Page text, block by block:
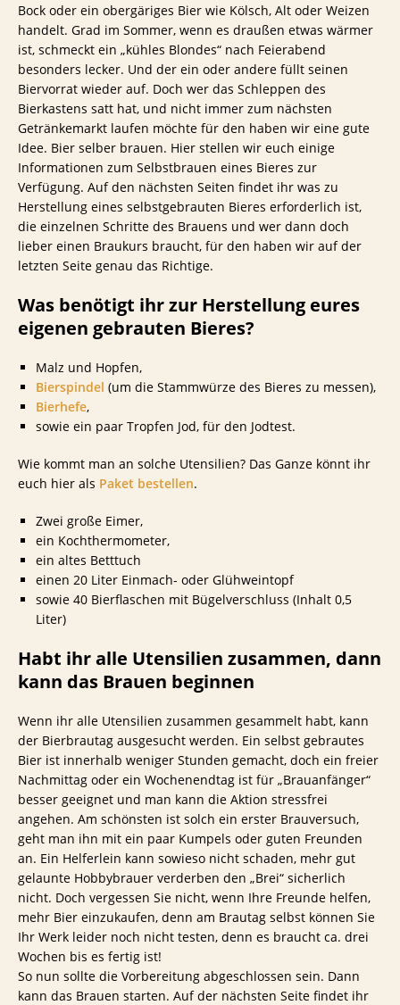
Bock oder ein obergäriges Bier wie Kölsch, Alt oder Weizen
handelt. Grad im Sommer, wenn es draußen etwas wärmer
ist, schmeckt ein „kühles Blondes“ nach Feierabend
besonders lecker. Und der ein oder andere füllt seinen
Biervorrat wieder auf. Doch wer das Schleppen des
Bierkastens satt hat, und nicht immer zum nächsten
Getränkemarkt laufen möchte für den haben wir eine gute
Idee. Bier selber brauen. Hier stellen wir euch einige
Informationen zum Selbstbrauen eines Bieres zur
Verfügung. Auf den nächsten Seiten findet ihr was zu
Herstellung eines selbstgebrauten Bieres erforderlich ist,
die einzelnen Schritte des Brauens und wer dann doch
lieber einen Braukurs braucht, für den haben wir auf der
letzten Seite genau das Richtige.
Was benötigt ihr zur Herstellung eures
eigenen gebrauten Bieres?
Malz und Hopfen,
Bierspindel (um die Stammwürze des Bieres zu messen),
Bierhefe,
sowie ein paar Tropfen Jod, für den Jodtest.
Wie kommt man an solche Utensilien? Das Ganze könnt ihr
euch hier als Paket bestellen.
Zwei große Eimer,
ein Kochthermometer,
ein altes Betttuch
einen 20 Liter Einmach- oder Glühweintopf
sowie 40 Bierflaschen mit Bügelverschluss (Inhalt 0,5
Liter)
Habt ihr alle Utensilien zusammen, dann
kann das Brauen beginnen
Wenn ihr alle Utensilien zusammen gesammelt habt, kann
der Bierbrautag ausgesucht werden. Ein selbst gebrautes
Bier ist innerhalb weniger Stunden gemacht, doch ein freier
Nachmittag oder ein Wochenendtag ist für „Brauanfänger“
besser geeignet und man kann die Aktion stressfrei
angehen. Am schönsten ist solch ein erster Brauversuch,
geht man ihn mit ein paar Kumpels oder guten Freunden
an. Ein Helferlein kann sowieso nicht schaden, mehr gut
gelaunte Hobbybrauer verderben den „Brei“ sicherlich
nicht. Doch vergessen Sie nicht, wenn Ihre Freunde helfen,
mehr Bier einzukaufen, denn am Brautag selbst können Sie
Ihr Werk leider noch nicht testen, denn es braucht ca. drei
Wochen bis es fertig ist!
So nun sollte die Vorbereitung abgeschlossen sein. Dann
kann das Brauen starten. Auf der nächsten Seite findet ihr